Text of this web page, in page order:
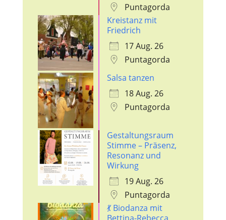
Puntagorda
Kreistanz mit
Friedrich
17 Aug. 26
Puntagorda
Salsa tanzen
18 Aug. 26
Puntagorda
Gestaltungsraum
Stimme – Präsenz,
Resonanz und
Wirkung
19 Aug. 26
Puntagorda
💃 Biodanza mit